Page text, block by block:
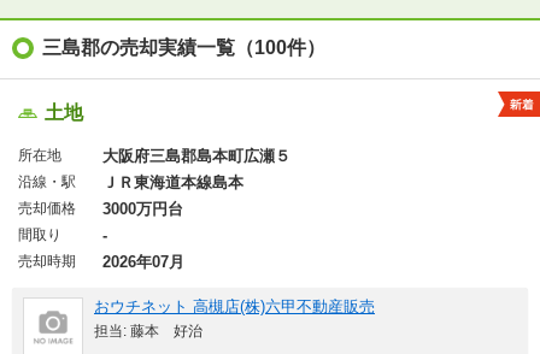
三島郡の売却実績一覧（100件）
土地
所在地 大阪府三島郡島本町広瀬５
沿線・駅 ＪＲ東海道本線島本
売却価格 3000万円台
間取り -
売却時期 2026年07月
おウチネット 高槻店(株)六甲不動産販売
担当: 藤本 好治